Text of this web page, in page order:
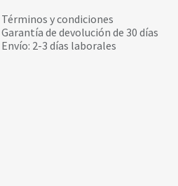
Términos y condiciones
Garantía de devolución de 30 días
Envío: 2-3 días laborales